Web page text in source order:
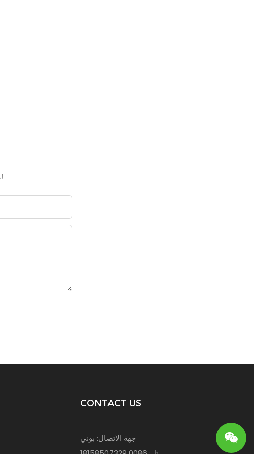
ما عليك سوى ترك بريدك الإلكتروني أو رقم هاتفك في نموذج الاتصال حتى نتمكن من إرسال عرض أسعار مجاني لمجموعتنا الواسعة من التصاميم!
CONTACT US
جهة الاتصال: بوني